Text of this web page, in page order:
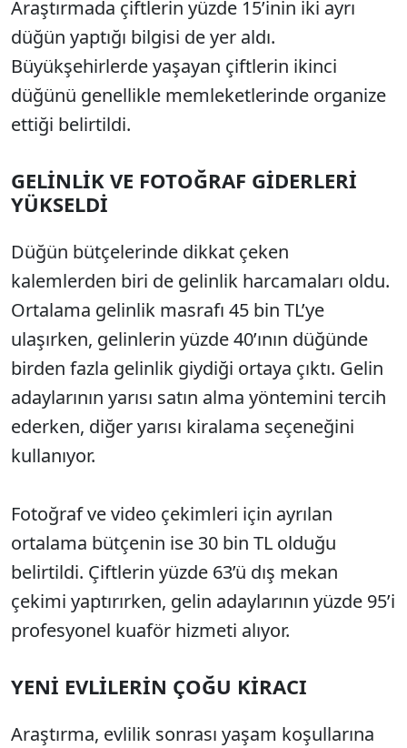
Araştırmada çiftlerin yüzde 15’inin iki ayrı
düğün yaptığı bilgisi de yer aldı.
Büyükşehirlerde yaşayan çiftlerin ikinci
düğünü genellikle memleketlerinde organize
ettiği belirtildi.
GELİNLİK VE FOTOĞRAF GİDERLERİ
YÜKSELDİ
Düğün bütçelerinde dikkat çeken
kalemlerden biri de gelinlik harcamaları oldu.
Ortalama gelinlik masrafı 45 bin TL’ye
ulaşırken, gelinlerin yüzde 40’ının düğünde
birden fazla gelinlik giydiği ortaya çıktı. Gelin
adaylarının yarısı satın alma yöntemini tercih
ederken, diğer yarısı kiralama seçeneğini
kullanıyor.
Fotoğraf ve video çekimleri için ayrılan
ortalama bütçenin ise 30 bin TL olduğu
belirtildi. Çiftlerin yüzde 63’ü dış mekan
çekimi yaptırırken, gelin adaylarının yüzde 95’i
profesyonel kuaför hizmeti alıyor.
YENİ EVLİLERİN ÇOĞU KİRACI
Araştırma, evlilik sonrası yaşam koşullarına